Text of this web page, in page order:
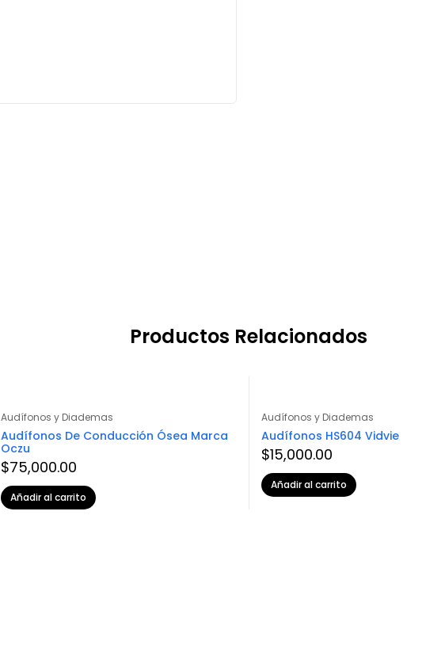
Productos Relacionados
Audífonos y Diademas
Audífonos De Conducción Ósea Marca
Oczu
$75,000.00
Añadir al carrito
Audífonos y Diademas
Audífonos HS604 Vidvie
$15,000.00
Añadir al carrito